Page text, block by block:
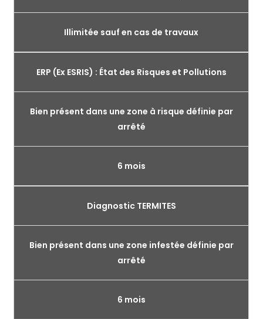
Illimitée sauf en cas de travaux
ERP (Ex ESRIS) : État des Risques et Pollutions
Bien présent dans une zone à risque définie par
arrêté
6 mois
Diagnostic TERMITES
Bien présent dans une zone infestée définie par
arrêté
6 mois